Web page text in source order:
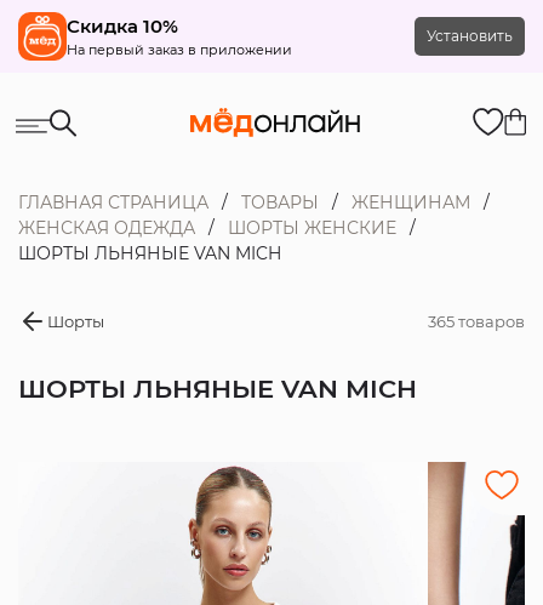
Скидка 10%
На первый заказ в приложении
Установить
ГЛАВНАЯ СТРАНИЦА ТОВАРЫ
ЖЕНЩИНАМ
ЖЕНСКАЯ ОДЕЖДА
ШОРТЫ ЖЕНСКИЕ
ШОРТЫ ЛЬНЯНЫЕ VAN MICH
Шорты 365 товаров
ШОРТЫ ЛЬНЯНЫЕ VAN MICH